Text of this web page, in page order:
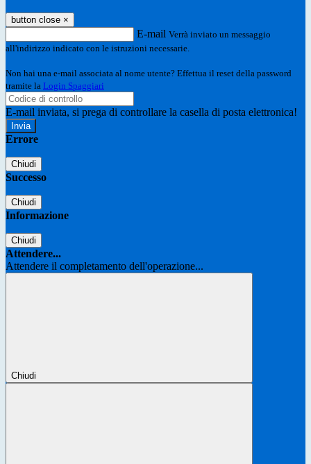
button close ×
E-mail Verrà inviato un messaggio
all'indirizzo indicato con le istruzioni necessarie.
Non hai una e-mail associata al nome utente? Effettua il reset della password
tramite la Login Spaggiari
E-mail inviata, si prega di controllare la casella di posta elettronica!
Errore
Chiudi
Successo
Chiudi
Informazione
Chiudi
Attendere...
Attendere il completamento dell'operazione...
Chiudi